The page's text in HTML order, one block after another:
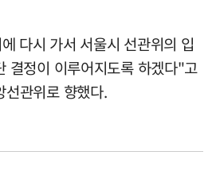
다시 가서 서울시 선관위의 입
결정이 이루어지도록 하겠다"고
선관위로 향했다.